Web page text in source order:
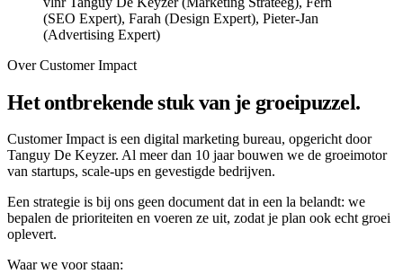
(SEO Expert), Farah (Design Expert), Pieter-Jan
(Advertising Expert)
Over Customer Impact
Het ontbrekende stuk van je groeipuzzel.
Customer Impact is een digital marketing bureau, opgericht door
Tanguy De Keyzer. Al meer dan 10 jaar bouwen we de groeimotor
van startups, scale-ups en gevestigde bedrijven.
Een strategie is bij ons geen document dat in een la belandt: we
bepalen de prioriteiten en voeren ze uit, zodat je plan ook echt groei
oplevert.
Waar we voor staan: